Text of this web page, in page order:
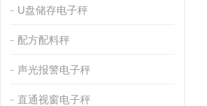
U盘储存电子秤
配方配料秤
声光报警电子秤
直通视窗电子秤